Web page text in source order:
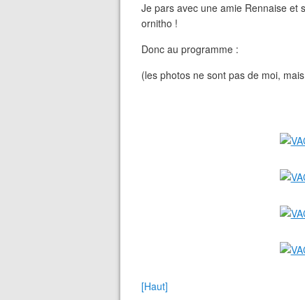
Je pars avec une amie Rennaise et
ornitho !
Donc au programme :
(les photos ne sont pas de moi,
[Haut]